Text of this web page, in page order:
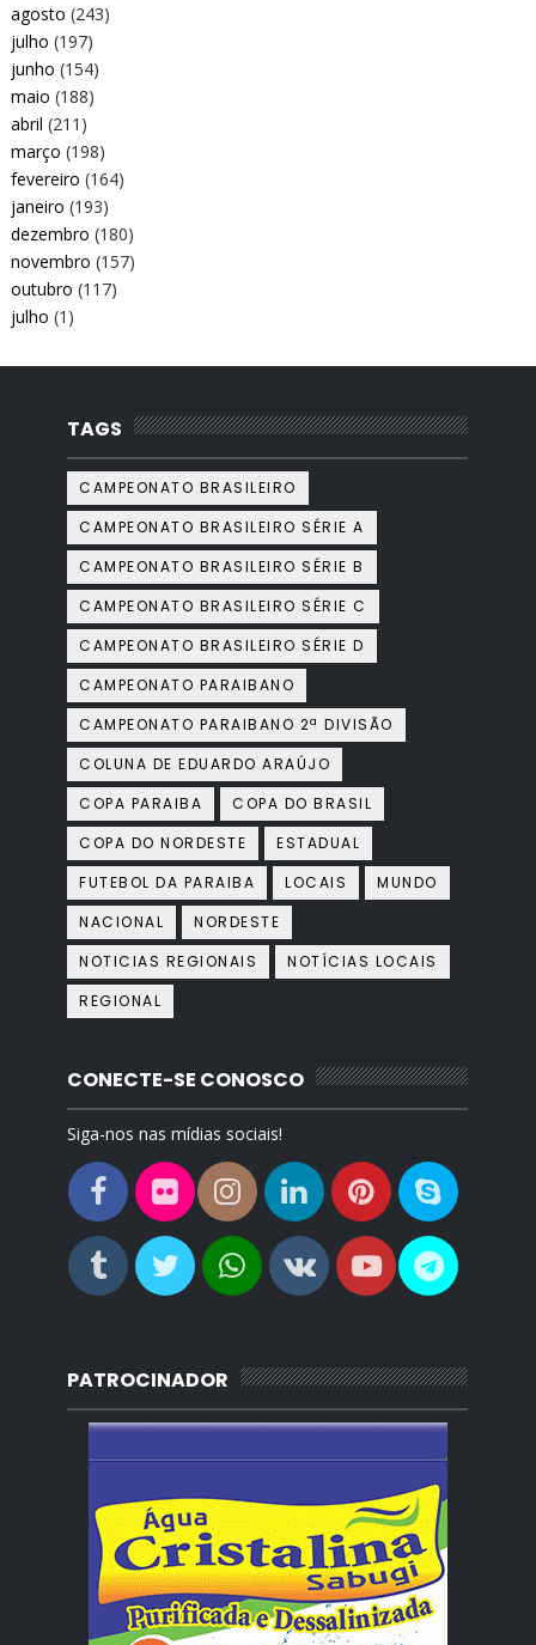
agosto (243)
julho (197)
junho (154)
maio (188)
abril (211)
março (198)
fevereiro (164)
janeiro (193)
dezembro (180)
novembro (157)
outubro (117)
julho (1)
TAGS
CAMPEONATO BRASILEIRO
CAMPEONATO BRASILEIRO SÉRIE A
CAMPEONATO BRASILEIRO SÉRIE B
CAMPEONATO BRASILEIRO SÉRIE C
CAMPEONATO BRASILEIRO SÉRIE D
CAMPEONATO PARAIBANO
CAMPEONATO PARAIBANO 2ª DIVISÃO
COLUNA DE EDUARDO ARAÚJO
COPA PARAIBA
COPA DO BRASIL
COPA DO NORDESTE
ESTADUAL
FUTEBOL DA PARAIBA
LOCAIS
MUNDO
NACIONAL
NORDESTE
NOTICIAS REGIONAIS
NOTÍCIAS LOCAIS
REGIONAL
CONECTE-SE CONOSCO
Siga-nos nas mídias sociais!
PATROCINADOR